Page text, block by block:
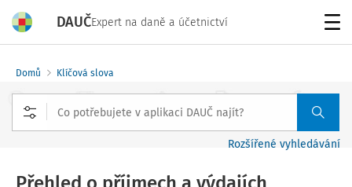
DAUČExpert na daně a účetnictví
Domů Klíčová slova
Rozšířené vyhledávání